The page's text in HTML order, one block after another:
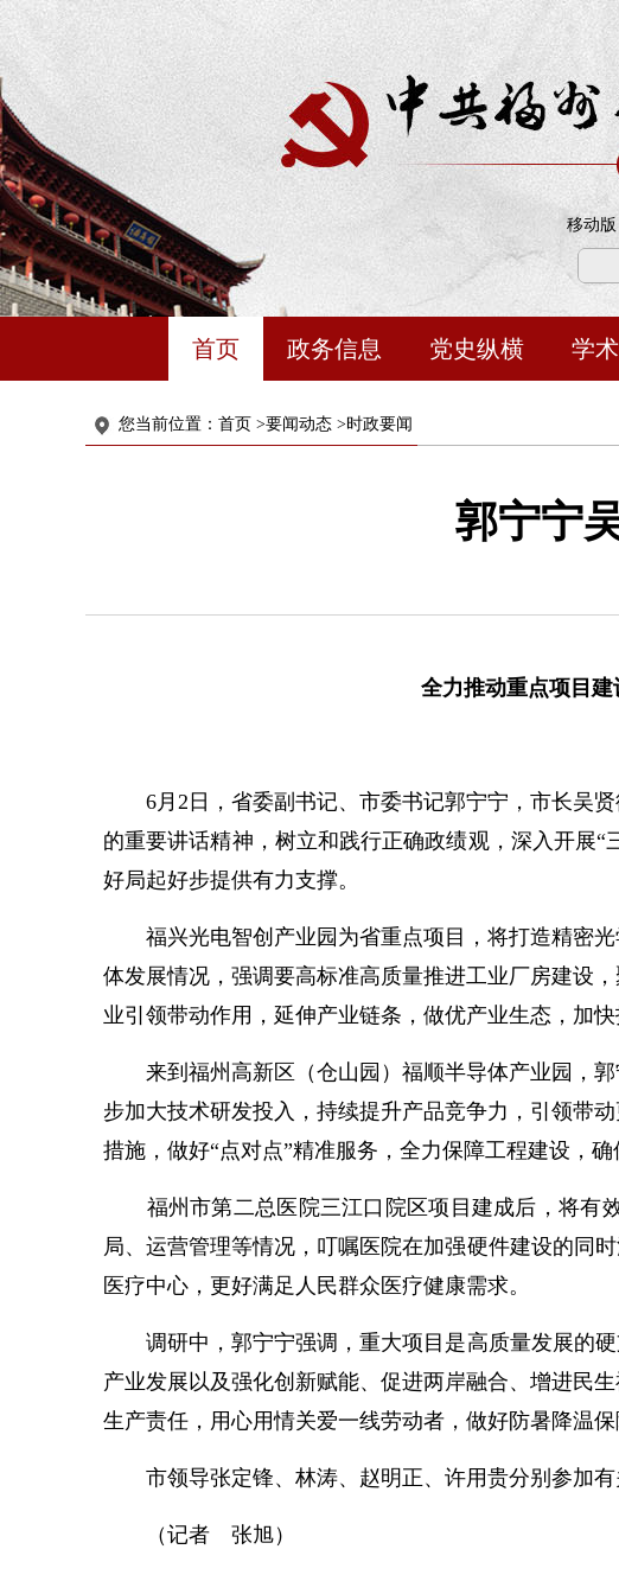
移动版
首页 政务信息 党史纵横 学
您当前位置： 首页 >要闻动态 >时政要闻
郭宁宁
全力推动重点项目
6月2日，省委副书记、市委书记郭宁宁，市长吴贤
的重要讲话精神，树立和践行正确政绩观，深入开展
好局起好步提供有力支撑。
福兴光电智创产业园为省重点项目，将打造精密光
体发展情况，强调要高标准高质量推进工业厂房建设
业引领带动作用，延伸产业链条，做优产业生态，加
来到福州高新区（仓山园）福顺半导体产业园，郭
步加大技术研发投入，持续提升产品竞争力，引领带
措施，做好“点对点”精准服务，全力保障工程建设，确
福州市第二总医院三江口院区项目建成后，将有效
局、运营管理等情况，叮嘱医院在加强硬件建设的同
医疗中心，更好满足人民群众医疗健康需求。
调研中，郭宁宁强调，重大项目是高质量发展的硬
产业发展以及强化创新赋能、促进两岸融合、增进民
生产责任，用心用情关爱一线劳动者，做好防暑降温
市领导张定锋、林涛、赵明正、许用贵分别参加有
（记者 张旭）